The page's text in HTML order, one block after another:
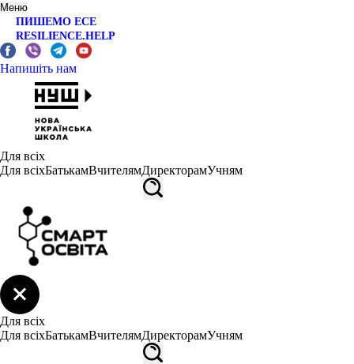
Меню
ПИШЕМО ЕСЕ
RESILIENCE.HELP
Напишіть нам
Для всіх
Для всіхБатькамВчителямДиректорамУчням
Для всіх
Для всіхБатькамВчителямДиректорамУчням